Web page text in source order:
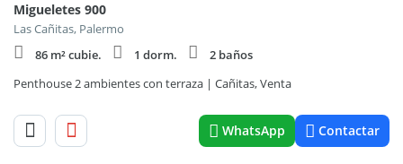
Migueletes 900
Las Cañitas, Palermo
86 m² cubie.
1 dorm.
2 baños
Penthouse 2 ambientes con terraza | Cañitas, Venta
WhatsApp Contactar